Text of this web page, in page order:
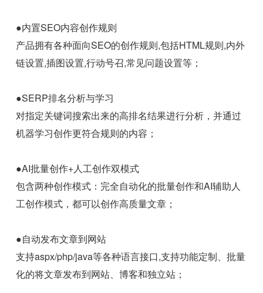
●内置SEO内容创作规则
产品拥有各种面向SEO的创作规则,包括HTML规则,内外
链设置,插图设置,行动号召,常见问题设置等；
●SERP排名分析与学习
对指定关键词搜索出来的高排名结果进行分析，并通过
机器学习创作更符合规则的内容；
●AI批量创作+人工创作双模式
包含两种创作模式：完全自动化的批量创作和AI辅助人
工创作模式，都可以创作高质量文章；
●自动发布文章到网站
支持aspx/php/java等各种语言接口,支持功能定制、批量
化的将文章发布到网站、博客和独立站；